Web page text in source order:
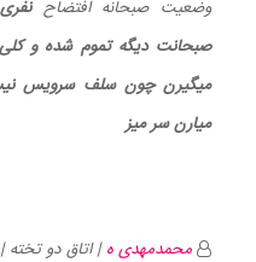
وضعیت صبحانه افتضاح
صبحانت دیگه تموم شده و
میگیرن چون سلف سرویس
میارن سر میز
محمدمهدی ه| اتاق دو تخته